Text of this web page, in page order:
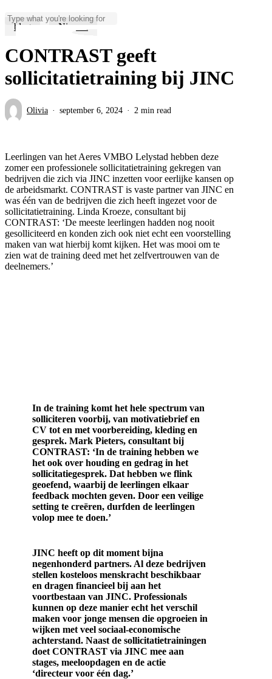
to
main
Closeblog Nieuws
CONTRAST geeft
sollicitatietraining bij JINC
Olivia september 6, 2024 2 min read
Leerlingen van het Aeres VMBO Lelystad hebben deze
zomer een professionele sollicitatietraining gekregen van
bedrijven die zich via JINC inzetten voor eerlijke kansen op
de arbeidsmarkt. CONTRAST is vaste partner van JINC en
was één van de bedrijven die zich heeft ingezet voor de
sollicitatietraining. Linda Kroeze, consultant bij
CONTRAST: ‘De meeste leerlingen hadden nog nooit
gesolliciteerd en konden zich ook niet echt een voorstelling
maken van wat hierbij komt kijken. Het was mooi om te
zien wat de training deed met het zelfvertrouwen van de
deelnemers.’
In de training komt het hele spectrum van
solliciteren voorbij, van motivatiebrief en
CV tot en met voorbereiding, kleding en
gesprek. Mark Pieters, consultant bij
CONTRAST: ‘In de training hebben we
het ook over houding en gedrag in het
sollicitatiegesprek. Dat hebben we flink
geoefend, waarbij de leerlingen elkaar
feedback mochten geven. Door een veilige
setting te creëren, durfden de leerlingen
volop mee te doen.’
JINC heeft op dit moment bijna
negenhonderd partners. Al deze bedrijven
stellen kosteloos menskracht beschikbaar
en dragen financieel bij aan het
voortbestaan van JINC. Professionals
kunnen op deze manier echt het verschil
maken voor jonge mensen die opgroeien in
wijken met veel sociaal-economische
achterstand. Naast de sollicitatietrainingen
doet CONTRAST via JINC mee aan
stages, meeloopdagen en de actie
‘directeur voor één dag.’